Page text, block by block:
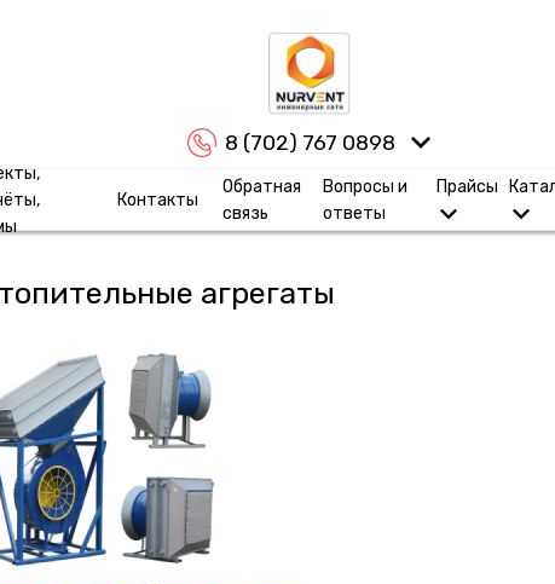
8 (702) 767 0898
Контакты
Обратная
связь
Вопросы и
ответы
Прайсы
агрегаты